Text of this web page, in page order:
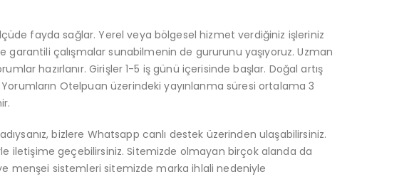
fayda sağlar. Yerel veya bölgesel hizmet verdiğiniz işleriniz
garantili çalışmalar sunabilmenin de gururunu yaşıyoruz. Uzman
hazırlanır. Girişler 1-5 iş günü içerisinde başlar. Doğal artış
Otelpuan üzerindeki yayınlanma süresi ortalama 3
bizlere Whatsapp canlı destek üzerinden ulaşabilirsiniz.
iletişime geçebilirsiniz. Sitemizde olmayan birçok alanda da
menşei sistemleri sitemizde marka ihlali nedeniyle